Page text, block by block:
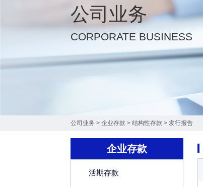
公司业务
CORPORATE BUSINESS
公司业务 > 企业存款 > 结构性存款 > 发行报告
企业存款
活期存款